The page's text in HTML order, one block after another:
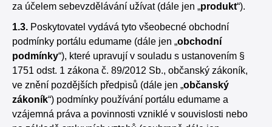
za účelem sebevzdělávání užívat (dále jen „produkt“).
1.3. Poskytovatel vydává tyto všeobecné obchodní
podmínky portálu edumame (dále jen „obchodní
podmínky“), které upravují v souladu s ustanovením §
1751 odst. 1 zákona č. 89/2012 Sb., občanský zákoník,
ve znění pozdějších předpisů (dále jen „občanský
zákoník“) podmínky používání portálu edumame a
vzájemná práva a povinnosti vzniklé v souvislosti nebo